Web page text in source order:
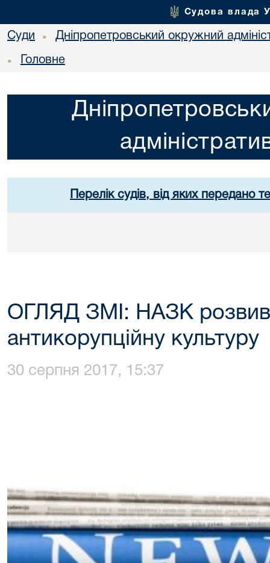
Судова влада
Суди • Дніпропетровський окружний
• Головне
Перелік судів, від яких передано
ОГЛЯД ЗМІ: НАЗК
антикорупційну культуру
30 серпня 2017, 15:37